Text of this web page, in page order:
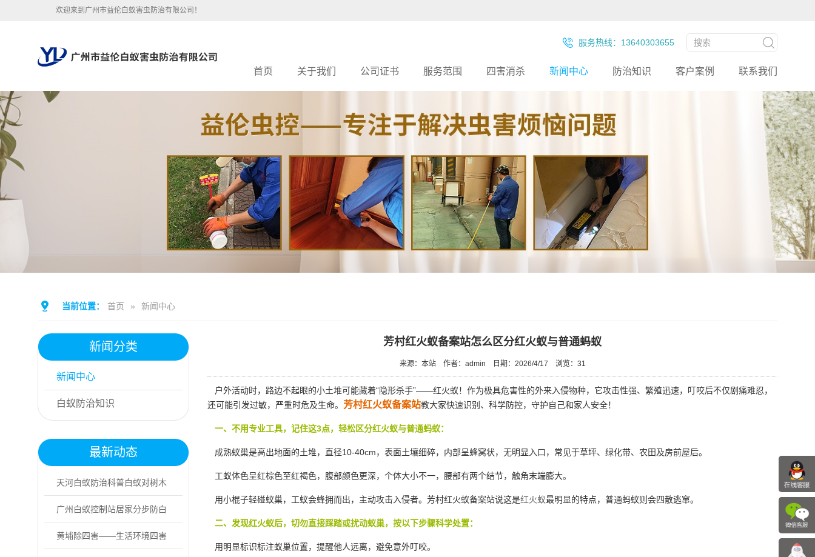
欢迎来到广州市益伦白蚁害虫防治有限公司！
服务热线：13640303655
首页 关于我们 公司证书 服务范围 四害消杀 新闻中心 防治知识 客户案例 联系我们
当前位置： 首页 » 新闻中心
新闻分类
新闻中心
白蚁防治知识
最新动态
天河白蚁防治科普白蚁对树木
的核心危害
广州白蚁控制站居家分步防白
蚁实操指南
黄埔除四害——生活环境四害
芳村红火蚁备案站怎么区分红火蚁与普通蚂蚁
来源：本站 作者：admin 日期：2026/4/17 浏览： 31
户外活动时，路边不起眼的小土堆可能藏着“隐形杀手”——红火蚁！作为极具危害性的外来入侵物种，它攻击性强、繁殖迅速，叮咬后不仅剧痛难忍，
还可能引发过敏，严重时危及生命。 芳村红火蚁备案站教大家快速识别、科学防控，守护自己和家人安全！
一、不用专业工具，记住这3点，轻松区分红火蚁与普通蚂蚁：
成熟蚁巢是高出地面的土堆，直径10-40cm，表面土壤细碎，内部呈蜂窝状，无明显入口，常见于草坪、绿化带、农田及房前屋后。
工蚁体色呈红棕色至红褐色，腹部颜色更深，个体大小不一，腰部有两个结节，触角末端膨大。
用小棍子轻碰蚁巢，工蚁会蜂拥而出，主动攻击入侵者。芳村红火蚁备案站说这是红火蚁最明显的特点，普通蚂蚁则会四散逃窜。
二、发现红火蚁后，切勿直接踩踏或扰动蚁巢，按以下步骤科学处置：
用明显标识标注蚁巢位置，提醒他人远离，避免意外叮咬。